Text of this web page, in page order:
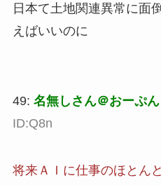
日本て土地関連異常に面
えばいいのに
49: 名無しさん＠おーぷん
ID:Q8n
将来ＡＩに仕事のほとん